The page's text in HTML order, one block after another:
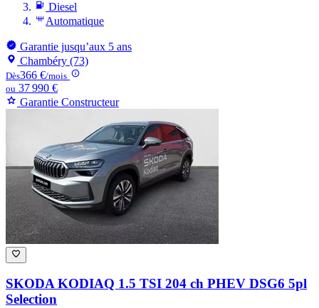
Diesel
Automatique
Garantie jusqu’aux 5 ans
Chambéry (73)
Dès366 €/mois
ou 37 990 €
Garantie Constructeur
SKODA KODIAQ 1.5 TSI 204 ch PHEV DSG6 5pl
Selection